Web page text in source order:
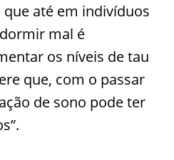
até em indivíduos
mal é
os níveis de tau
que, com o passar
de sono pode ter